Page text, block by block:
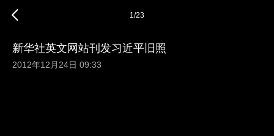
1/23
新华社英文网站刊发习近平旧照
2012年12月24日 09:33